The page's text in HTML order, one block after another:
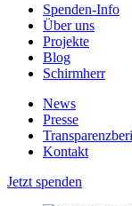
Spenden-Info
Über uns
Projekte
Blog
Schirmherr
News
Presse
Kontakt
Jetzt spenden